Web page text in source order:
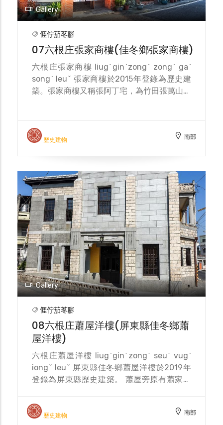
阿冉寮拓墾。當時宗祠落成時，則以戴洪廣、
戴賢念則共同署名贈送匾額『禮樂家風』，給
同為玉麟公派下的宗親，祝賀祠堂落成。而新
埤庄建功庄慶記籾摺工場（精米所）的鍾慶
德，也贈送了『光前偉業』一匾慶祝祠堂落
成。
Gallery
𠊎佇茄苳腳
07六根庄張家商樓(佳冬鄉張家商樓)
六根庄張家商樓 liugˋginˊzongˊ zongˊ gaˊ
songˊ leuˇ 張家商樓於2015年登錄為歷史建
築。張家商樓又稱張阿丁宅，為竹田張萬山宗
築，不僅當居住場所同時也做買賣生意，其建
築以客庄聚落中少見的狹窄平面，建構傳統建
庄常民建築形式的代表。一樓的竹節書卷窗設
計與二樓的居住功能，可知張宅不止具備商用
功能，顯示客庄居民對於空間使用的勤儉與精
確態度。 張宅為後代張阿丁所居住、開設店
鋪經商。然張阿丁無後，張宅後因局部產權販
賣給外鄉人，於張阿丁過世後荒廢。2011年
因二樓屋頂開始坍塌，由佳冬民眾與各地非營
利組織發起搶救行動，進行募款、購回產權等
運動，現產權由茄冬文史協會所有及經營，並
作為佳冬觀光旅遊服務及導覽據點。
歷史建物 南部
Gallery
𠊎佇茄苳腳
08六根庄蕭屋洋樓(屏東縣佳冬鄉蕭
屋洋樓)
六根庄蕭屋洋樓 liugˋginˊzongˊ seuˊ vugˋ
iongˇ leuˇ 屏東縣佳冬鄉蕭屋洋樓於2019年
登錄為屏東縣歷史建築。 蕭屋旁原有蕭家舊
恩鄉曾於東京學醫，於日治時期擔任台灣總督
府評議會員、佳冬庄長等，與日本政府關係良
歷史建物 南部